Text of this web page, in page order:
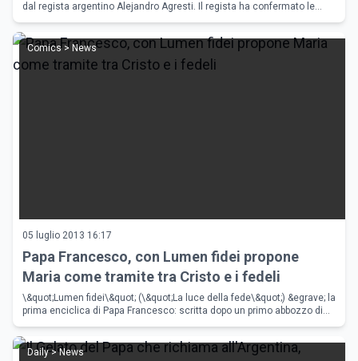
dal regista argentino Alejandro Agresti. Il regista ha confermato le
Comics > News
05 luglio 2013 16:17
Papa Francesco, con Lumen fidei propone
Maria come tramite tra Cristo e i fedeli
\&quot;Lumen fidei\&quot; (\&quot;La luce della fede\&quot;) &egrave; la
prima enciclica di Papa Francesco: scritta dopo un primo abbozzo di
Daily > News